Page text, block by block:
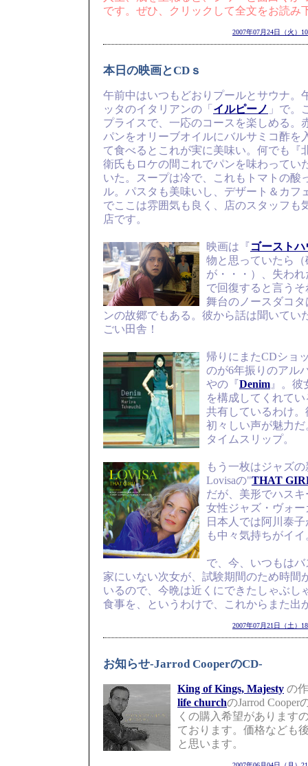
です。ぜひ、クリックして全文をお読み
2007年07月24日（火）
本日の映画とCDｓ
午前中はいつもどおりプールとサウナ。
ッタのイタリアンの「 イルピーノ 」で。
プライスで、一応のコースを楽しめる。
パンをオリーブオイルにバルサミコ酢を
て食べるとこれが実に美味い。何でも『
衛氏もロケの間これでパンを味わってい
いた。スープは冷で、これもトマトの酸
ル。パスタも美味いし、デザート＆カフ
でここは雰囲気も良く、店のスタッフも
店です。
映画は『 ゴーストハ
物と思っていたら
が・・・）、失わ
で回復すると言う
舞台のノースダコ
ンの故郷でもある。彼から話は聞いてい
ごい田舎！
帰りにまたCDショ
のが6年振りのアル
やの『Denim 』。彼
を構成してくれて
共有しているわけ
初々しい声が魅力
タイムスリップ。
もう一枚はジャズ
Lovisaの"THAT
だが、美形でハス
女性ジャズ・ヴォ
日本人では阿川泰
も中々気持ちがイ
で、今、いつもは
家にいない次女が、試験期間のため時間
いるので、今晩は近くにできたしゃぶし
食事を、というわけで、これからまた出
2007年07月21日（土）
お知らせ-Jarrod CooperのCD-
King of Kings, Majesty の
life churchのJarrod
くの購入希望があります
ております。価格なども
と思います。